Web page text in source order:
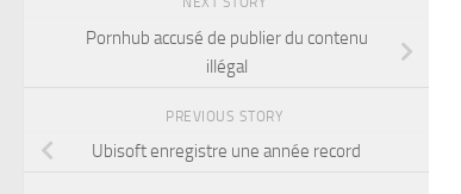
Pornhub accusé de publier du contenu
illégal
PREVIOUS STORY
Ubisoft enregistre une année record